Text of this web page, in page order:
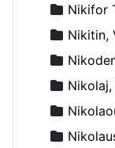
Nikifor
Nikitin,